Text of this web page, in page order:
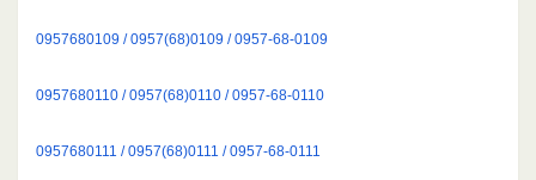
0957680109 / 0957(68)0109 / 0957-68-0109
0957680110 / 0957(68)0110 / 0957-68-0110
0957680111 / 0957(68)0111 / 0957-68-0111